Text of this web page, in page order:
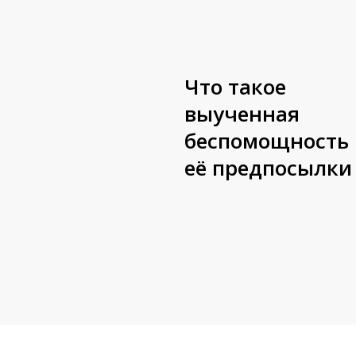
Что такое
выученная
беспомощность
её предпосылки